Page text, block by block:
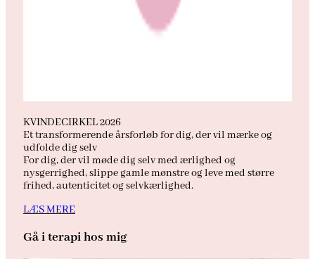
KVINDECIRKEL 2026
Et transformerende årsforløb for dig, der vil mærke og
udfolde dig selv
For dig, der vil møde dig selv med ærlighed og
nysgerrighed, slippe gamle mønstre og leve med større
frihed, autenticitet og selvkærlighed.
LÆS MERE
Gå i terapi hos mig